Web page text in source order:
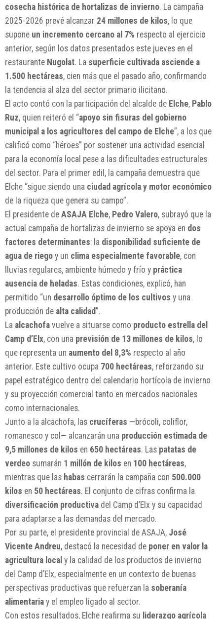
cosecha histórica de hortalizas de invierno. La campaña
2025-2026 prevé alcanzar 24 millones de kilos, lo que
supone un incremento cercano al 7% respecto al ejercicio
anterior, según los datos presentados este jueves en el
restaurante Nugolat. La superficie cultivada asciende a
1.500 hectáreas, cien más que el pasado año, confirmando
la tendencia al alza del sector primario ilicitano.
El acto contó con la participación del alcalde de Elche, Pablo
Ruz, quien reiteró el “apoyo sin fisuras del gobierno
municipal a los agricultores del campo de Elche”, a los que
calificó como “héroes” por sostener una actividad esencial
para la economía local pese a las dificultades estructurales
del sector. Para el primer edil, la campaña demuestra que
Elche “sigue siendo una ciudad agrícola y motor económico
de la riqueza que genera su campo”.
El presidente de ASAJA Elche, Pedro Valero, subrayó que la
actual campaña de hortalizas de invierno se apoya en dos
factores determinantes: la disponibilidad suficiente de
agua de riego y un clima especialmente favorable, con
lluvias regulares, ambiente húmedo y frío y práctica
ausencia de heladas. Estas condiciones, explicó, han
permitido “un desarrollo óptimo de los cultivos y una
producción de alta calidad”.
La alcachofa vuelve a situarse como producto estrella del
Camp d’Elx, con una previsión de 13 millones de kilos, lo
que representa un aumento del 8,3% respecto al año
anterior. Este cultivo ocupa 700 hectáreas, reforzando su
papel estratégico dentro del calendario hortícola de invierno
y su proyección comercial tanto en mercados nacionales
como internacionales.
Junto a la alcachofa, las crucíferas —brócoli, coliflor,
romanesco y col— alcanzarán una producción estimada de
9,5 millones de kilos en 650 hectáreas. Las patatas de
verdeo sumarán 1 millón de kilos en 100 hectáreas,
mientras que las habas cerrarán la campaña con 500.000
kilos en 50 hectáreas. El conjunto de cifras confirma la
diversificación productiva del Camp d’Elx y su capacidad
para adaptarse a las demandas del mercado.
Por su parte, el presidente provincial de ASAJA, José
Vicente Andreu, destacó la necesidad de poner en valor la
agricultura local y la calidad de los productos de invierno
del Camp d’Elx, especialmente en un contexto de buenas
perspectivas productivas que refuerzan la soberanía
alimentaria y el empleo ligado al sector.
Con estos resultados, Elche reafirma su liderazgo agrícola